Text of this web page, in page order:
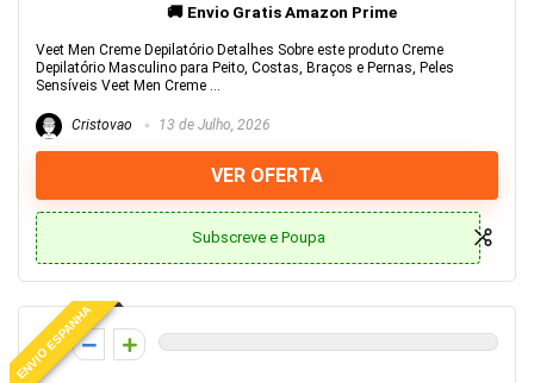
🚚 Envio Gratis Amazon Prime
Veet Men Creme Depilatório Detalhes Sobre este produto Creme
Depilatório Masculino para Peito, Costas, Braços e Pernas, Peles
Sensíveis Veet Men Creme ...
Cristovao 13 de Julho, 2026
VER OFERTA
Subscreve e Poupa
ENVIO ESPANHA
0